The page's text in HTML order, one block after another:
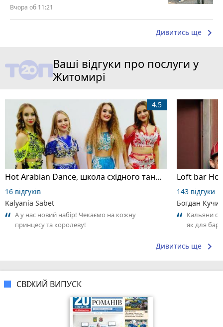
Вчора об 11:21
Дивитись ще keyboard_arrow_right
Ваші відгуки про послуги у
Житомирі
Hot Arabian Dance, школа східного танцю
4.5
16 відгуків
Kalyania Sabet
А у нас новий набір! Чекаємо на кожну
принцесу та королеву!
Loft bar
143 відгуки
Богдан
Кальяни
як для
Дивитись ще keyboard_arrow_right
СВІЖИЙ ВИПУСК